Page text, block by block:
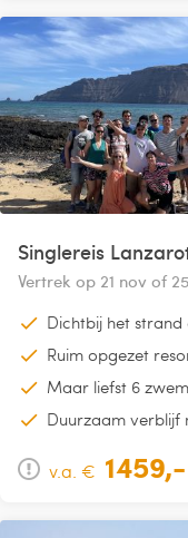
Singlereis
Vertrek op 21 nov of
Dichtbij het strand
Ruim opgezet
Maar liefst 6
Duurzaam verblijf
v.a. € 1459,-